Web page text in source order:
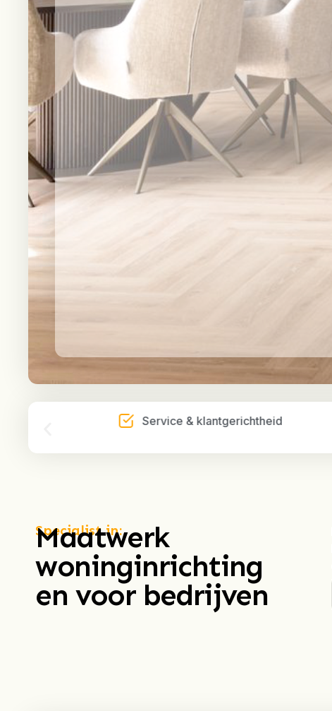
Service & klantgerichtheid
Specialist in:
Maatwerk
woninginrichting
en voor bedrijven